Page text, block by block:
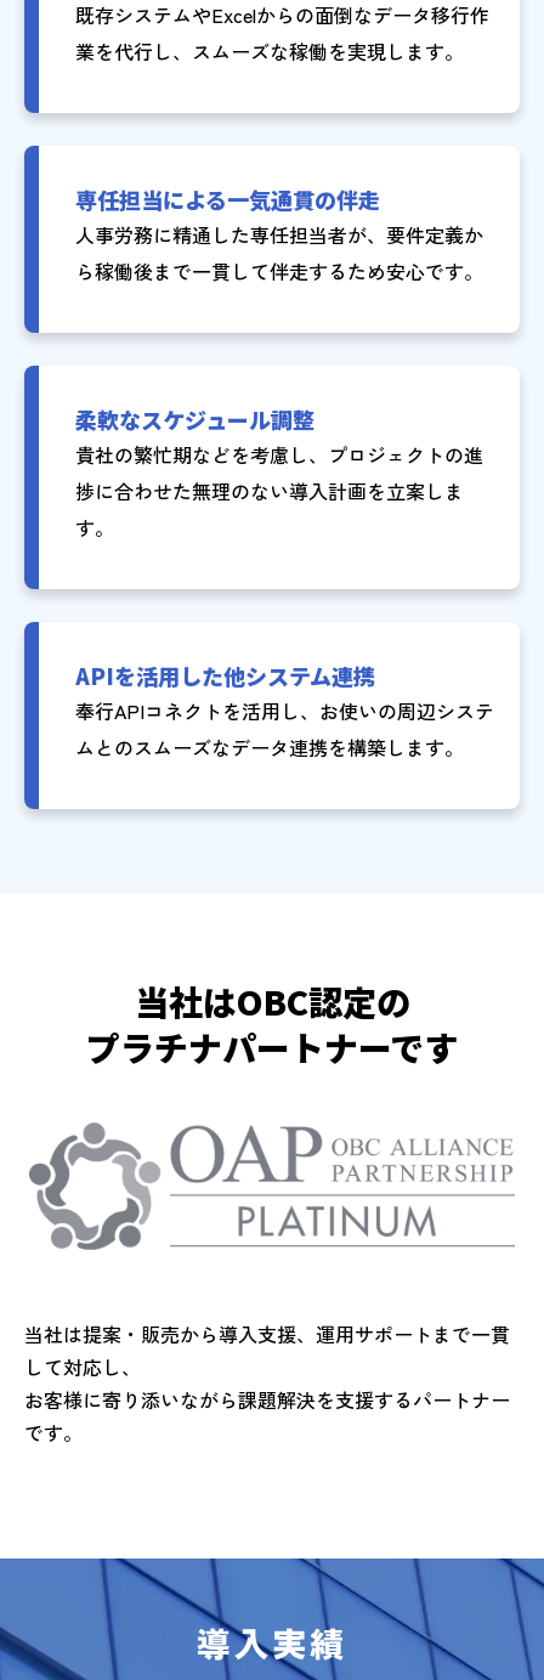
既存システムやExcelからの面倒なデータ移行作
業を代行し、スムーズな稼働を実現します。
専任担当による一気通貫の伴走
人事労務に精通した専任担当者が、要件定義か
ら稼働後まで一貫して伴走するため安心です。
柔軟なスケジュール調整
貴社の繁忙期などを考慮し、プロジェクトの進
捗に合わせた無理のない導入計画を立案しま
す。
APIを活用した他システム連携
奉行APIコネクトを活用し、お使いの周辺システ
ムとのスムーズなデータ連携を構築します。
当社はOBC認定の
プラチナパートナーです
当社は提案・販売から導入支援、運用サポートまで一貫
して対応し、
お客様に寄り添いながら課題解決を支援するパートナー
です。
導入実績